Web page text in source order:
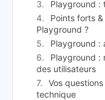
Playground :
Points forts
Playground ?
Playground :
Playground :
des utilisateurs
Vos
technique